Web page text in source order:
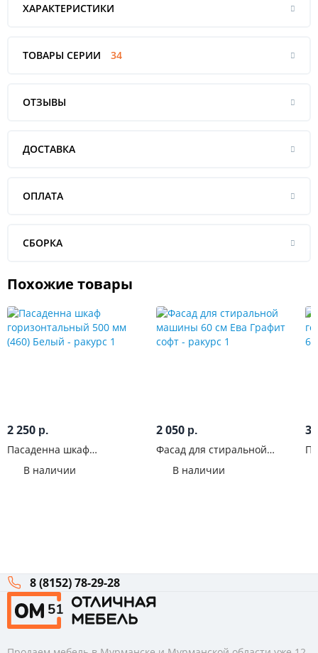
ХАРАКТЕРИСТИКИ
ТОВАРЫ СЕРИИ 34
ОТЗЫВЫ
ДОСТАВКА
ОПЛАТА
СБОРКА
Похожие товары
2 250 р.
Пасаденна шкаф
(460) Белый
В наличии
2 050 р.
Фасад для стиральной
софтВ наличии
3
8 (8152) 78-29-28